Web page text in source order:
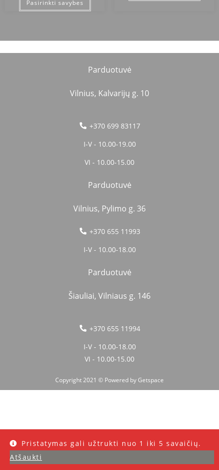
Pristatymas gali užtrukti nuo 1 iki 5 savaičių.
Atšaukti
Pasirinkti savybes
Parduotuvė
Vilnius, Kalvarijų g. 10
+370 699 83117
I-V - 10.00-19.00
VI - 10.00-15.00
Parduotuvė
Vilnius, Pylimo g. 36
+370 655 11993
I-V - 10.00-18.00
Parduotuvė
Šiauliai, Vilniaus g. 146
+370 655 11994
I-V - 10.00-18.00
VI - 10.00-15.00
Copyright 2021 © Powered byGetspace